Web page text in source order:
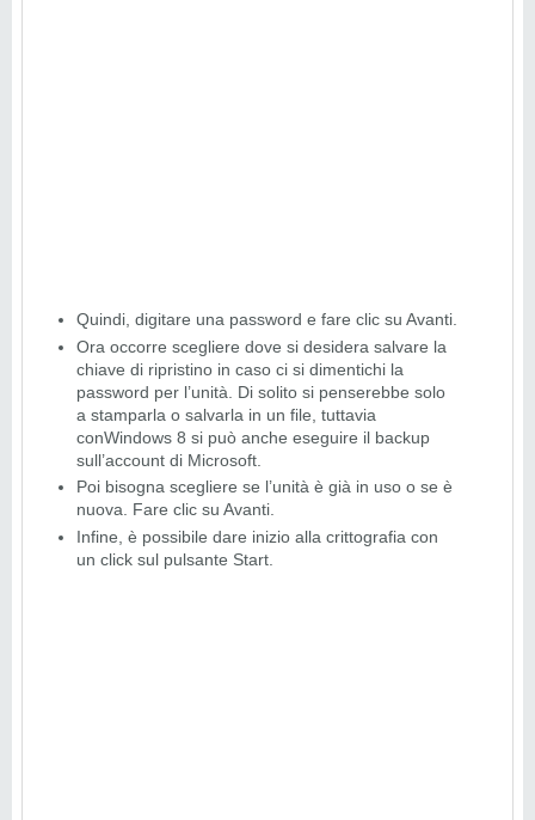
Quindi, digitare una password e fare clic su Avanti.
Ora occorre scegliere dove si desidera salvare la
chiave di ripristino in caso ci si dimentichi la
password per l’unità. Di solito si penserebbe solo
a stamparla o salvarla in un file, tuttavia
conWindows 8 si può anche eseguire il backup
sull’account di Microsoft.
Poi bisogna scegliere se l’unità è già in uso o se è
nuova. Fare clic su Avanti.
Infine, è possibile dare inizio alla crittografia con
un click sul pulsante Start.